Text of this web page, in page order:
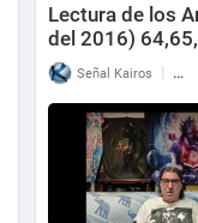
Lectura de los
del 2016)
Señal Kairos | 32